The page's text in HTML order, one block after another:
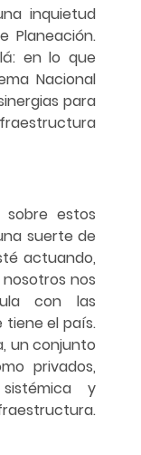
inquietud
Planeación.
en lo que
Nacional
para
estos
suerte de
actuando,
nos
con las
el país.
un conjunto
privados,
y